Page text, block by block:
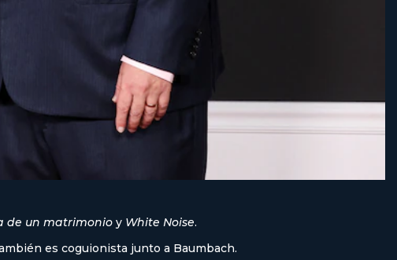
de un matrimonio y White Noise.
es coguionista junto a Baumbach.